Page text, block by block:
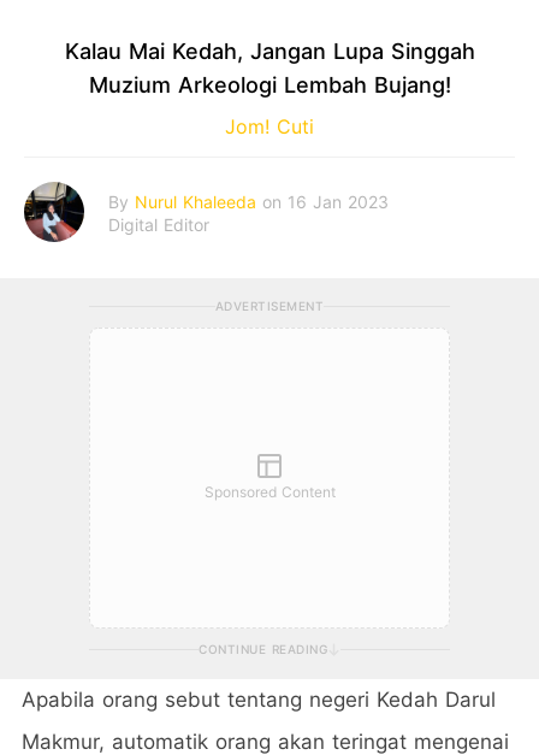
Kalau Mai Kedah, Jangan Lupa Singgah
Muzium Arkeologi Lembah Bujang!
Jom! Cuti
By Nurul Khaleeda on 16 Jan 2023
Digital Editor
ADVERTISEMENT
Sponsored Content
CONTINUE READING
Apabila orang sebut tentang negeri Kedah Darul
Makmur, automatik orang akan teringat mengenai